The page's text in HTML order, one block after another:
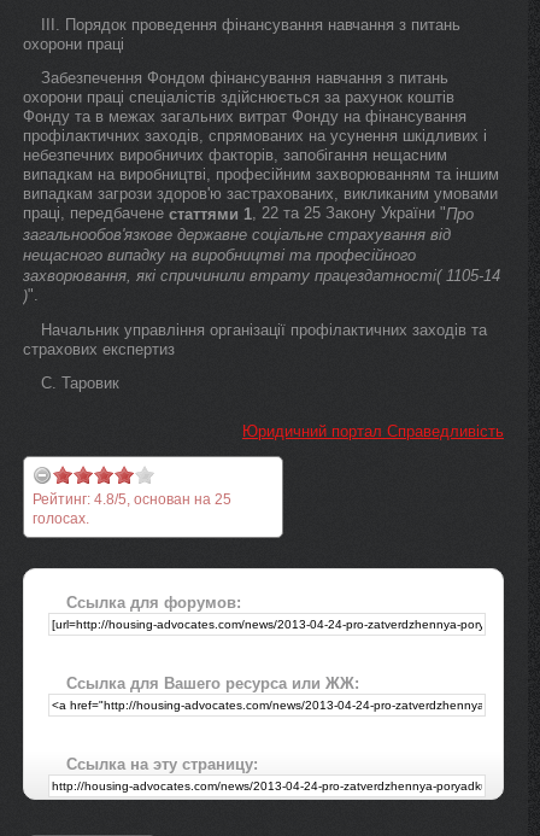
ІІІ. Порядок проведення фінансування навчання з питань
охорони праці
Забезпечення Фондом фінансування навчання з питань
охорони праці спеціалістів здійснюється за рахунок коштів
Фонду та в межах загальних витрат Фонду на фінансування
профілактичних заходів, спрямованих на усунення шкідливих і
небезпечних виробничих факторів, запобігання нещасним
випадкам на виробництві, професійним захворюванням та іншим
випадкам загрози здоров'ю застрахованих, викликаним умовами
праці, передбачене статтями 1, 22 та 25 Закону України "Про
загальнообов'язкове державне соціальне страхування від
нещасного випадку на виробництві та професійного
захворювання, які спричинили втрату працездатності( 1105-14
)".
Начальник управління організації профілактичних заходів та
страхових експертиз
С. Таровик
Юридичний портал Справедливість
Рейтинг: 4.8/5, основан на 25
голосах.
Ссылка для форумов:
Ссылка для Вашего ресурса или ЖЖ:
Ссылка на эту страницу: